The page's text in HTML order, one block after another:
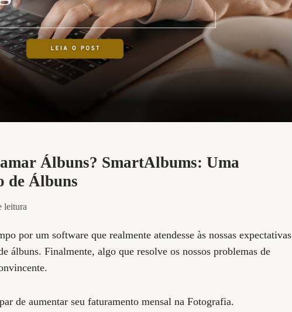
Álbuns? SmartAlbums: Uma
de Álbuns
leitura
por um software que realmente atendesse às nossas expectativas
álbuns. Finalmente, algo que resolve os nossos problemas de
de aumentar seu faturamento mensal na Fotografia.